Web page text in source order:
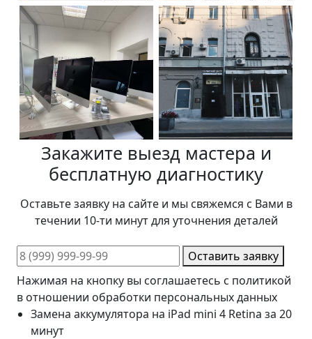
Закажите выезд мастера и
бесплатную диагностику
Оставьте заявку на сайте и мы свяжемся с Вами в
течении 10-ти минут для уточнения деталей
Оставить заявку
Нажимая на кнопку вы соглашаетесь с политикой
в отношении обработки персональных данных
Замена аккумулятора на iPad mini 4 Retina за 20
минут